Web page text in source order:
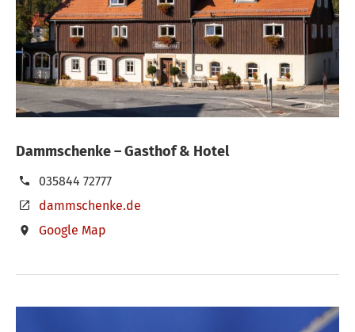
Dammschenke – Gasthof & Hotel
035844 72777
dammschenke.de
Google Map